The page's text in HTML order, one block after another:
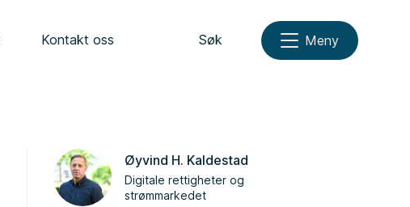
Kontakt oss Søk Meny
Øyvind H. Kaldestad
Digitale rettigheter og
strømmarkedet